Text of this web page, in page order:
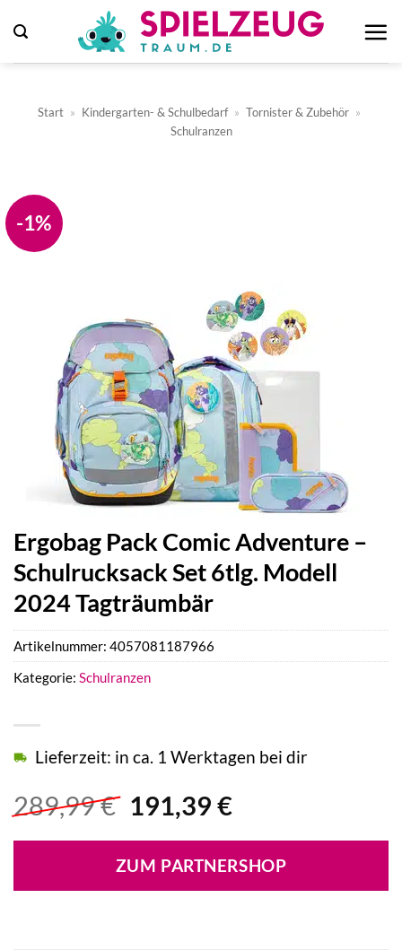
Inhalt
springen
Start » Kindergarten- & Schulbedarf » Tornister & Zubehör »
Schulranzen
-1%
Ergobag Pack Comic Adventure –
Schulrucksack Set 6tlg. Modell
2024 Tagträumbär
289,99€ Ursprünglicher
war:
289,99 €
191,39 €Aktueller
ist:
191,39 €.
Lieferzeit: in ca. 1 Werktagen bei dir
ZUM PARTNERSHOP
Artikelnummer: 4057081187966
Kategorie: Schulranzen